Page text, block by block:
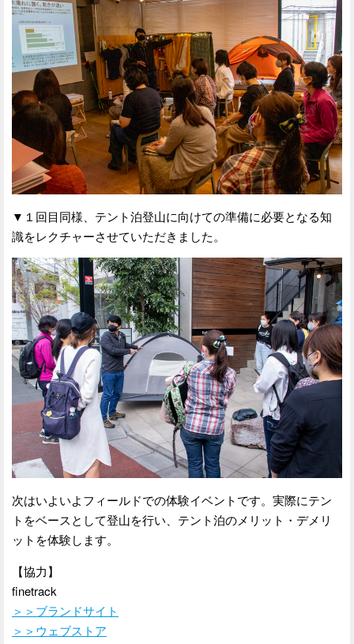
▼１回目同様、テント泊登山に向けての準備に必要となる知
識をレクチャーさせていただきました。
次はいよいよフィールドでの体験イベントです。実際にテン
トをベースとして登山を行い、テント泊のメリット・デメリ
ットを体験します。
【協力】
finetrack
＞＞ブランドサイト
＞＞ウェブストア